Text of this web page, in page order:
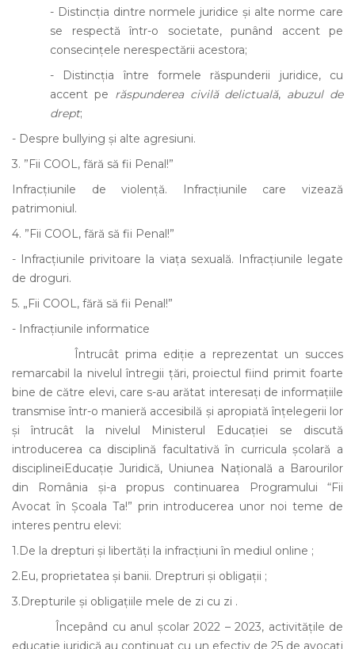
- Distincția dintre normele juridice și alte norme care
se respectă într-o societate, punând accent pe
consecințele nerespectării acestora;
- Distincția între formele răspunderii juridice, cu
accent pe răspunderea civilă delictuală, abuzul de
drept;
- Despre bullying și alte agresiuni.
3. ”Fii COOL, fără să fii Penal!”
Infracțiunile de violență. Infracțiunile care vizează
patrimoniul.
4. ”Fii COOL, fără să fii Penal!”
- Infracțiunile privitoare la viața sexuală. Infracțiunile legate
de droguri.
5. „Fii COOL, fără să fii Penal!”
- Infracțiunile informatice
Întrucât prima ediție a reprezentat un succes
remarcabil la nivelul întregii țări, proiectul fiind primit foarte
bine de către elevi, care s-au arătat interesați de informațiile
transmise într-o manieră accesibilă și apropiată înțelegerii lor
și întrucât la nivelul Ministerul Educației se discută
introducerea ca disciplină facultativă în curricula școlară a
disciplineiEducație Juridică, Uniunea Națională a Barourilor
din România și-a propus continuarea Programului “Fii
Avocat în Școala Ta!” prin introducerea unor noi teme de
interes pentru elevi:
1.De la drepturi și libertăți la infracțiuni în mediul online ;
2.Eu, proprietatea și banii. Dreptruri și obligații ;
3.Drepturile și obligațiile mele de zi cu zi .
Începând cu anul școlar 2022 – 2023, activitățile de
educație juridică au continuat cu un efectiv de 25 de avocați